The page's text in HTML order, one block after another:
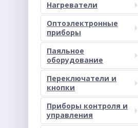
Нагреватели
Оптоэлектронные
приборы
Паяльное
оборудование
Переключатели и
кнопки
Приборы контроля и
управления